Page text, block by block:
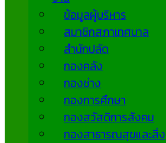
ข้อมูลผู้บริหาร
สมาชิกสภาเทศบาล
สำนักปลัด
กองคลัง
กองช่าง
กองการศึกษา
กองสวัสดิการสังคม
กองสาธารณสุขและสิ่ง